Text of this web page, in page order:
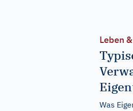
Leben
Was